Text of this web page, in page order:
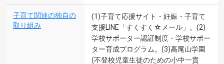
子育て関連の独自の
取り組み
(1)子育て応援サイト・妊娠・子育て
支援LINE「すくすく☆メール」。(2)
学校サポーター認証制度・学校サポー
ター育成プログラム。(3)高尾山学園
(不登校児童生徒のための小中一貫